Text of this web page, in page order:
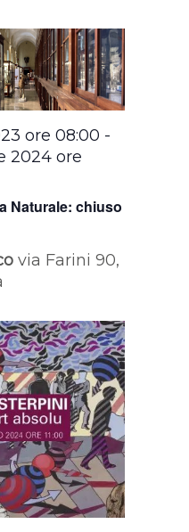
Naturale: chiuso
ore 08:00 -
2024 ore
via Farini 90,